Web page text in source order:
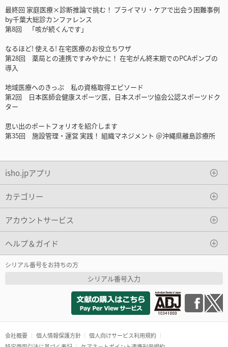
最終回 家庭医療×診断推論で挑む！ プライマリ・ケアで出会う困難事例
by千葉大総診カンファレンス
第8回 「咳が続くんです」
なるほど! 使える! 在宅医療のお役立ちワザ
第28回 薬局との連携ですみやかに！ 在宅がん終末期でのPCAポンプの
導入
地域医療へのきっぷ 私の資格取得エピソード
第2回 日本医師会健康スポーツ医，日本スポーツ協会公認スポーツドク
ター
思い出のポートフォリオを紹介します
第35回 施設管理・運営 実践！ 組織マネジメント ＠沖縄県離島診療所
isho.jpアプリ
カテゴリー
アカウントサービス
ヘルプ＆ガイド
シリアル番号をお持ちの方
シリアル番号入力
会社概要 個人情報保護方針
個人向けサービス利用規約